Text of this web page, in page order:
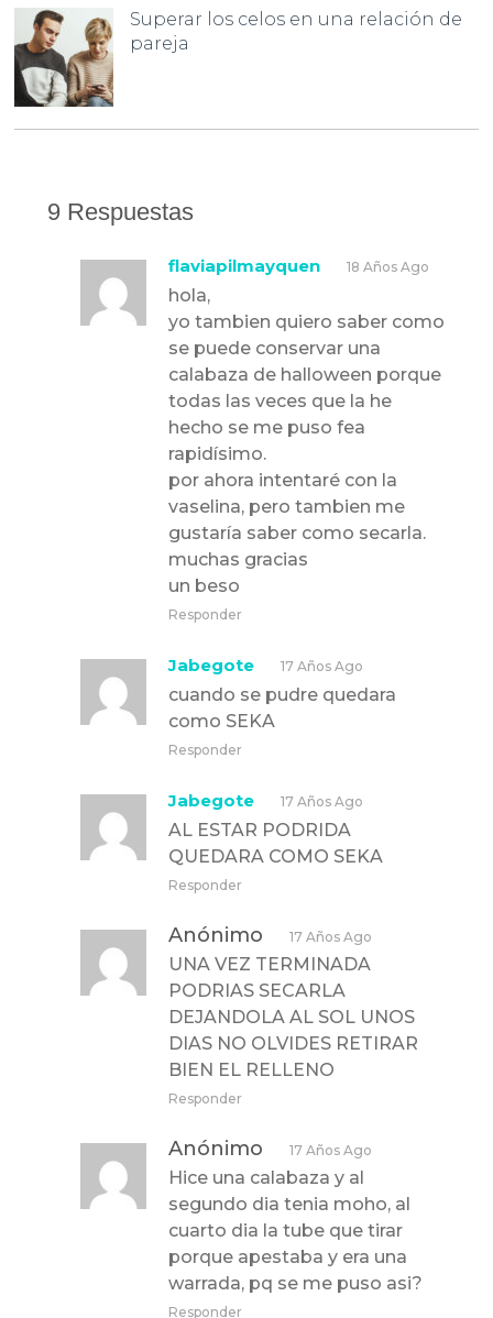
Superar los celos en una relación de
pareja
9 Respuestas
flaviapilmayquen 18 Años Ago
hola,
yo tambien quiero saber como
se puede conservar una
calabaza de halloween porque
todas las veces que la he
hecho se me puso fea
rapidísimo.
por ahora intentaré con la
vaselina, pero tambien me
gustaría saber como secarla.
muchas gracias
un beso
Responder
Jabegote 17 Años Ago
cuando se pudre quedara
como SEKA
Responder
Jabegote 17 Años Ago
AL ESTAR PODRIDA
QUEDARA COMO SEKA
Responder
Anónimo 17 Años Ago
UNA VEZ TERMINADA
PODRIAS SECARLA
DEJANDOLA AL SOL UNOS
DIAS NO OLVIDES RETIRAR
BIEN EL RELLENO
Responder
Anónimo 17 Años Ago
Hice una calabaza y al
segundo dia tenia moho, al
cuarto dia la tube que tirar
porque apestaba y era una
warrada, pq se me puso asi?
Responder